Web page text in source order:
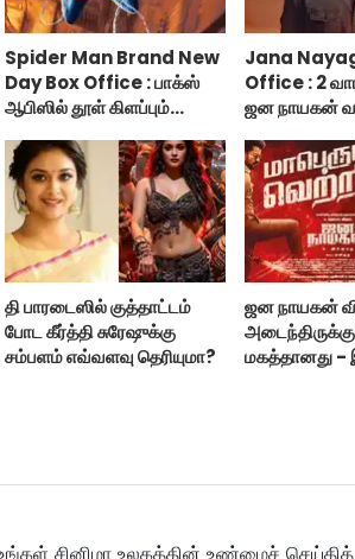
Spider Man Brand New
Day Box Office : பாக்ஸ்
ஆபிஸில் தூள் கிளப்பும்
டே!
Jana
Office : 2
ஜன நாயகன்
தி பாரடைஸில் குத்தாட்டம்
போட கீர்த்தி சுரேஷுக்கு
சம்பளம் எவ்வளவு தெரியுமா?
ஜன நாயகன்
மகத்தானது
சினிமா உலகத்தின் உண்மைச் செய்தித்